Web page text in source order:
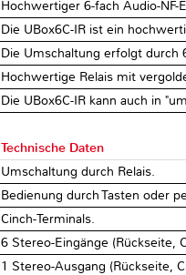
Hochwertiger 6-fach Audio-NF-
Die UBox6C-IR ist ein
Die Umschaltung erfolgt durch
Hochwertige Relais mit
Die UBox6C-IR kann auch in
Technische Daten
Umschaltung durch Relais.
Bedienung durch Tasten oder
Cinch-Terminals.
6 Stereo-Eingänge (Rückseite,
1 Stereo-Ausgang (Rückseite,